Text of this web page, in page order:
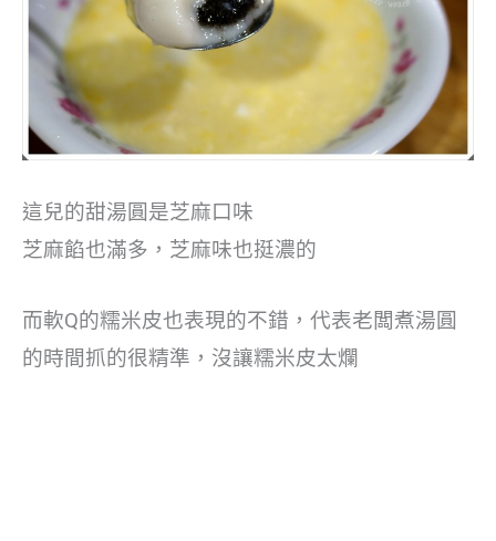
這兒的甜湯圓是芝麻口味
芝麻餡也滿多，芝麻味也挺濃的
而軟Q的糯米皮也表現的不錯，代表老闆煮湯圓
的時間抓的很精準，沒讓糯米皮太爛